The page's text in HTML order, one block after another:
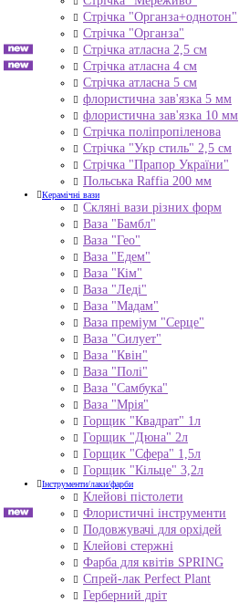
Стрічка "Органза+однотон"
Стрічка "Органза"
Стрічка атласна 2,5 см
Стрічка атласна 4 см
Стрічка атласна 5 см
флористична зав'язка 5 мм
флористична зав'язка 10 мм
Стрічка поліпропіленова
Стрічка "Укр стиль" 2,5 см
Стрічка "Прапор України"
Польська Raffia 200 мм
Керамічні вази
Скляні вази різних форм
Ваза "Бамбл"
Ваза "Гео"
Ваза "Едем"
Ваза "Кім"
Ваза "Леді"
Ваза "Мадам"
Ваза преміум "Серце"
Ваза "Силует"
Ваза "Квін"
Ваза "Полі"
Ваза "Самбука"
Ваза "Мрія"
Горщик "Квадрат" 1л
Горщик "Дюна" 2л
Горщик "Сфера" 1,5л
Горщик "Кільце" 3,2л
Інструменти/лаки/фарби
Клейові пістолети
Флористичні інструменти
Подовжувачі для орхідей
Клейові стержні
Фарба для квітів SPRING
Спрей-лак Perfect Plant
Герберний дріт